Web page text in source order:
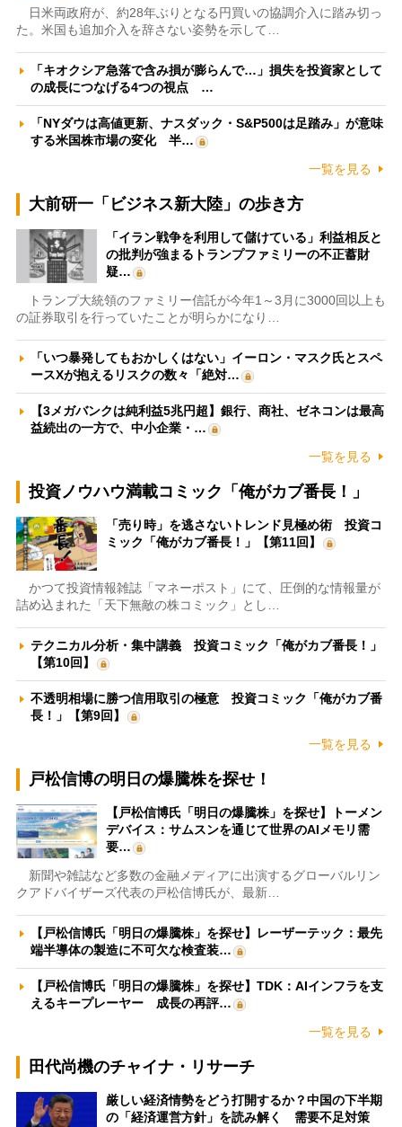
日米両政府が、約28年ぶりとなる円買いの協調介入に踏み切っ
た。米国も追加介入を辞さない姿勢を示して…
「キオクシア急落で含み損が膨らんで…」損失を投資家として
の成長につなげる4つの視点 …
「NYダウは高値更新、ナスダック・S&P500は足踏み」が意味
する米国株市場の変化 半…
一覧を見る
大前研一「ビジネス新大陸」の歩き方
「イラン戦争を利用して儲けている」利益相反と
の批判が強まるトランプファミリーの不正蓄財
疑…
トランプ大統領のファミリー信託が今年1～3月に3000回以上も
の証券取引を行っていたことが明らかになり…
「いつ暴発してもおかしくはない」イーロン・マスク氏とスペ
ースXが抱えるリスクの数々「絶対…
【3メガバンクは純利益5兆円超】銀行、商社、ゼネコンは最高
益続出の一方で、中小企業・…
一覧を見る
投資ノウハウ満載コミック「俺がカブ番長！」
「売り時」を逃さないトレンド見極め術 投資コ
ミック「俺がカブ番長！」【第11回】
かつて投資情報雑誌「マネーポスト」にて、圧倒的な情報量が
詰め込まれた「天下無敵の株コミック」とし…
テクニカル分析・集中講義 投資コミック「俺がカブ番長！」
【第10回】
不透明相場に勝つ信用取引の極意 投資コミック「俺がカブ番
長！」【第9回】
一覧を見る
戸松信博の明日の爆騰株を探せ！
【戸松信博氏「明日の爆騰株」を探せ】トーメン
デバイス：サムスンを通じて世界のAIメモリ需
要…
新聞や雑誌など多数の金融メディアに出演するグローバルリン
クアドバイザーズ代表の戸松信博氏が、最新…
【戸松信博氏「明日の爆騰株」を探せ】レーザーテック：最先
端半導体の製造に不可欠な検査装…
【戸松信博氏「明日の爆騰株」を探せ】TDK：AIインフラを支
えるキープレーヤー 成長の再評…
一覧を見る
田代尚機のチャイナ・リサーチ
厳しい経済情勢をどう打開するか？中国の下半期
の「経済運営方針」を読み解く 需要不足対策